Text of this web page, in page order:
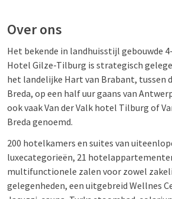
Over ons
Het bekende in landhuisstijl gebouwde
Hotel Gilze-Tilburg is strategisch
het landelijke Hart van Brabant, tussen
Breda, op een half uur gaans van
ook vaak Van der Valk hotel Tilburg of
Breda genoemd.
200 hotelkamers en suites van
luxecategorieën, 21
multifunctionele zalen voor zowel
gelegenheden, een uitgebreid Wellnes